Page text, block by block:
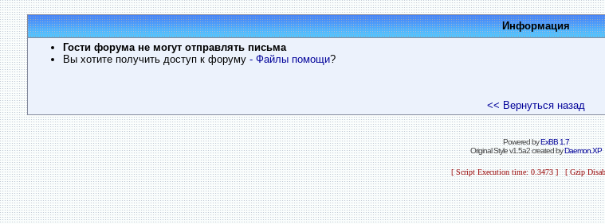
Информация
Гости форума не могут отправлять письма
Вы хотите получить доступ к форуму - Файлы помощи?
<< Вернуться назад
Powered byExBB 1.7
Original Style v1.5a2 created byDaemon.XP
[ Script Execution time: 0.3473 ] [ Gzip